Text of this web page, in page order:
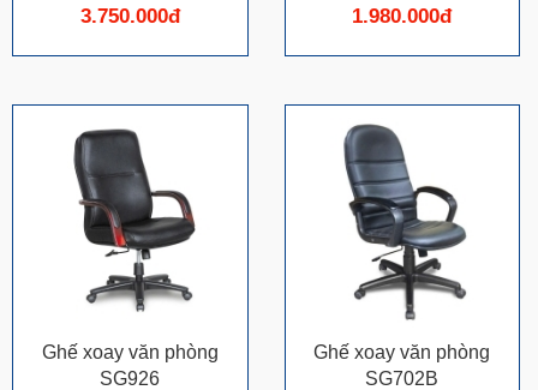
3.750.000đ 1.980.000đ
Ghế xoay văn phòng
SG926
Ghế xoay văn phòng
SG702B